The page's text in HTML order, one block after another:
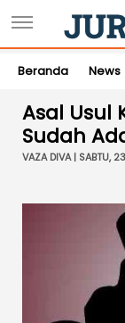
Beranda News
Asal Usul
Sudah
VAZA DIVA | SABTU,